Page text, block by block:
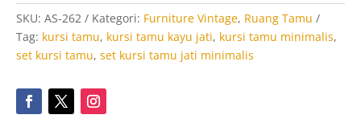
SKU: AS-262 Kategori: Furniture Vintage, Ruang Tamu
Tag: kursi tamu, kursi tamu kayu jati, kursi tamu minimalis,
set kursi tamu, set kursi tamu jati minimalis